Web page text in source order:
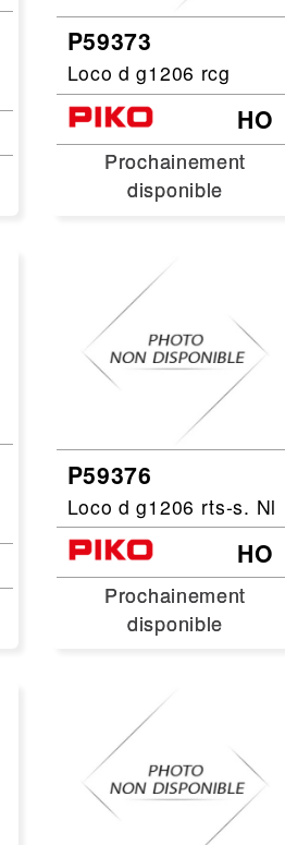
Leonard
Architecture
Ferroviaire
Outillage
Casque
Catalogue
P59373
Loco d g1206 rcg
HO
Prochainement
disponible
Prochainement
disponible
P59376
Loco d g1206 rts-s. Nl
HO
Prochainement
disponible
Prochainement
disponible